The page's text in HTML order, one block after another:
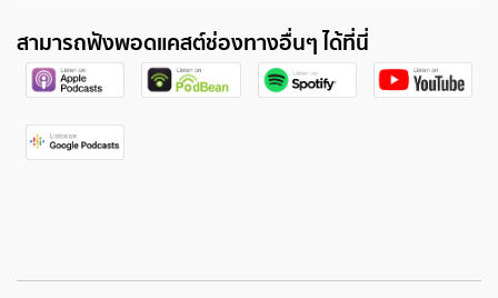
สามารถฟังพอดแคสต์ช่องทางอื่นๆ ได้ที่นี่